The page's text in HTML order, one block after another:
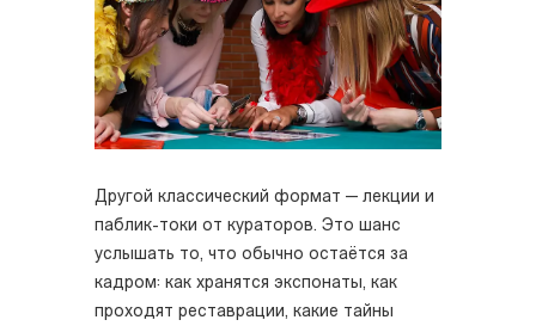
Другой классический формат — лекции и
паблик-токи от кураторов. Это шанс
услышать то, что обычно остаётся за
кадром: как хранятся экспонаты, как
проходят реставрации, какие тайны